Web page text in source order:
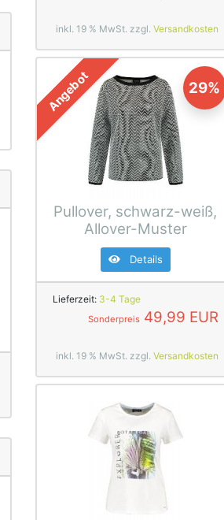
inkl. 19 % MwSt. zzgl. Versandkosten
Angebot
Pullover, schwarz-weiß,
Allover-Muster
Details
Lieferzeit: 3-4 Tage
Sonderpreis49,99 EUR
29%
inkl. 19 % MwSt. zzgl. Versandkosten